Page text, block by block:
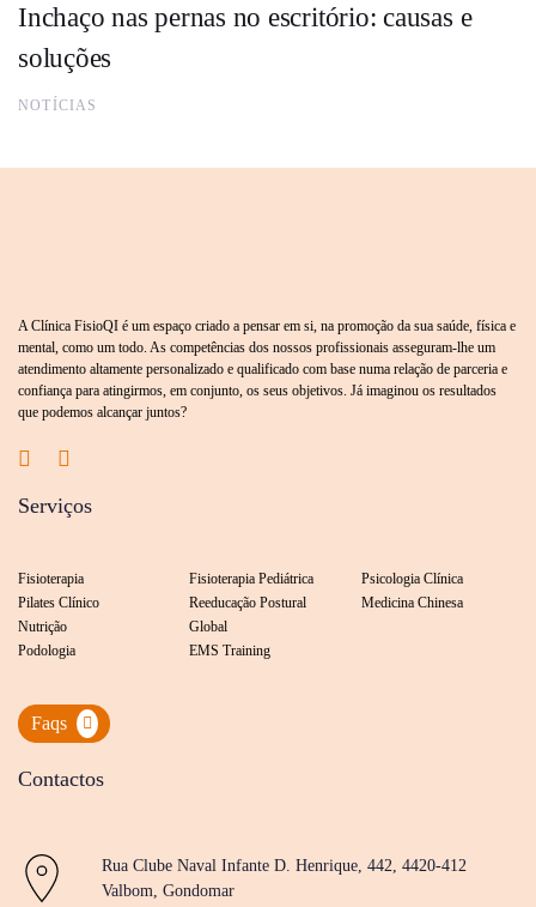
Inchaço nas pernas no escritório: causas e
soluções
NOTÍCIAS
A Clínica FisioQI é um espaço criado a pensar em si, na promoção da sua saúde, física e
mental, como um todo. As competências dos nossos profissionais asseguram-lhe um
atendimento altamente personalizado e qualificado com base numa relação de parceria e
confiança para atingirmos, em conjunto, os seus objetivos. Já imaginou os resultados
que podemos alcançar juntos?
Serviços
Fisioterapia
Pilates Clínico
Nutrição
Podologia
Fisioterapia Pediátrica
Reeducação Postural
Global
EMS Training
Psicologia Clínica
Medicina Chinesa
Faqs
Contactos
Rua Clube Naval Infante D. Henrique, 442, 4420-412
Valbom, Gondomar